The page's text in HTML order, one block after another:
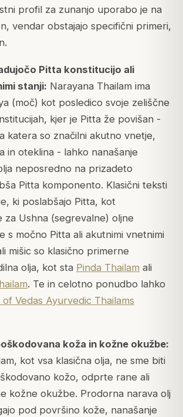
profil za zunanjo uporabo je na
vendar obstajajo specifični primeri,
Pitta konstitucijo ali
stanji: Narayana Thailam ima
(moč) kot posledico svoje zeliščne
kjer je Pitta že povišan -
katera so značilni akutno vnetje,
in oteklina - lahko nanašanje
neposredno na prizadeto
Pitta komponento. Klasični teksti
ki poslabšajo Pitta, kot
za Ushna (segrevalne) oljne
s močno Pitta ali akutnimi vnetnimi
mišic so klasično primerne
olja, kot sta Pinda Thailam ali
. Te in celotno ponudbo lahko
Vedas Ayurvedic Thailams
koža in kožne okužbe:
kot vsa klasična olja, ne sme biti
kožo, odprte rane ali
kožne okužbe. Prodorna narava olj
pod površino kože, nanašanje